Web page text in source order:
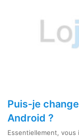
Puis-je
Android ?
Essentiellement, vous